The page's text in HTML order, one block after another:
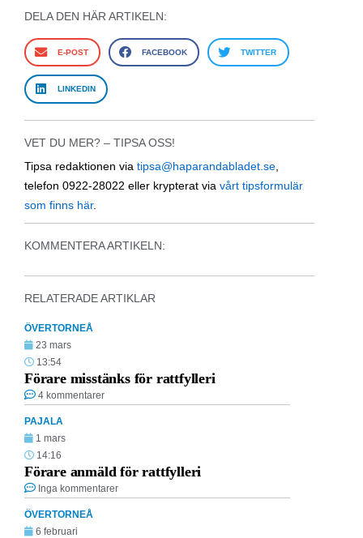
DELA DEN HÄR ARTIKELN:
E-POST FACEBOOK TWITTER
LINKEDIN
VET DU MER? – TIPSA OSS!
Tipsa redaktionen via tipsa@haparandabladet.se
telefon 0922-28022 eller krypterat via vårt tipsformulär
som finns här.
KOMMENTERA ARTIKELN:
RELATERADE ARTIKLAR
ÖVERTORNEÅ
23 mars
13:54
Förare misstänks för rattfylleri
4 kommentarer
PAJALA
1 mars
14:16
Förare anmäld för rattfylleri
Inga kommentarer
ÖVERTORNEÅ
6 februari